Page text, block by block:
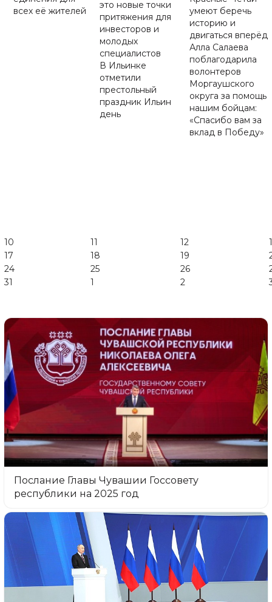
всех её жителей
это новые точки
притяжения для
инвесторов и
молодых
специалистов
В Ильинке
отметили
престольный
праздник Ильин
день
умеют беречь
историю и
двигаться вперёд
Алла Салаева
поблагодарила
волонтеров
Моргаушского
округа за помощь
нашим бойцам:
«Спасибо вам за
вклад в Победу»
10 11 12
17
18 19
24
25 26
31
1 2
Послание Главы Чувашии Госсовету
республики на 2025 год